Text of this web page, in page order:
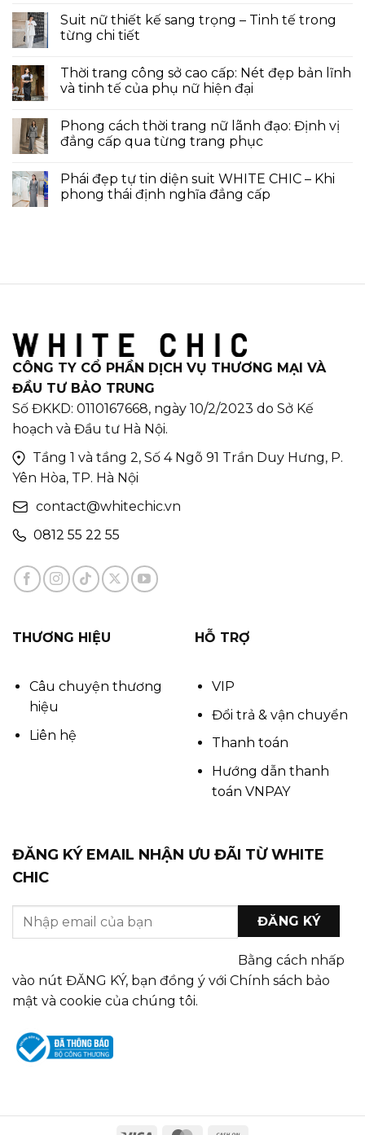
Suit nữ thiết kế sang trọng – Tinh tế trong
từng chi tiết
Thời trang công sở cao cấp: Nét đẹp bản lĩnh
và tinh tế của phụ nữ hiện đại
Phong cách thời trang nữ lãnh đạo: Định vị
đẳng cấp qua từng trang phục
Phái đẹp tự tin diện suit WHITE CHIC – Khi
phong thái định nghĩa đẳng cấp
CÔNG TY CỔ PHẦN DỊCH VỤ THƯƠNG MẠI VÀ
ĐẦU TƯ BẢO TRUNG
Số ĐKKD: 0110167668, ngày 10/2/2023 do Sở Kế
hoạch và Đầu tư Hà Nội.
Tầng 1 và tầng 2, Số 4 Ngõ 91 Trần Duy Hưng, P.
Yên Hòa, TP. Hà Nội
contact@whitechic.vn
0812 55 22 55
THƯƠNG HIỆU
Câu chuyện thương
hiệu
Liên hệ
HỖ TRỢ
VIP
Đổi trả & vận chuyển
Thanh toán
Hướng dẫn thanh
toán VNPAY
ĐĂNG KÝ EMAIL NHẬN ƯU ĐÃI TỪ WHITE
CHIC
Bằng cách nhấp
vào nút ĐĂNG KÝ, bạn đồng ý với Chính sách bảo
mật và cookie của chúng tôi.